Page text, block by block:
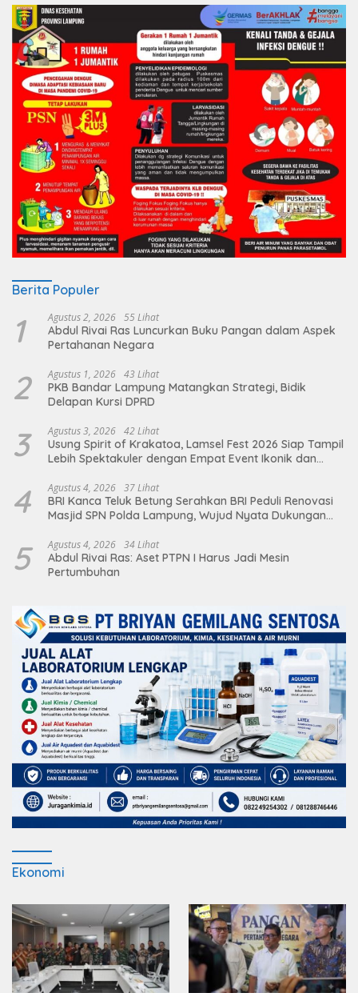
Berita Populer
1 Agustus 2, 2026 55 Lihat
Abdul Rivai Ras Luncurkan Buku Pangan dalam Aspek
Pertahanan Negara
2 Agustus 1, 2026 43 Lihat
PKB Bandar Lampung Matangkan Strategi, Bidik
Delapan Kursi DPRD
3 Agustus 3, 2026 42 Lihat
Usung Spirit of Krakatoa, Lamsel Fest 2026 Siap Tampil
Lebih Spektakuler dengan Empat Event Ikonik dan
4 Agustus 4, 2026 37 Lihat
BRI Kanca Teluk Betung Serahkan BRI Peduli Renovasi
Masjid SPN Polda Lampung, Wujud Nyata Dukungan
5 Agustus 4, 2026 34 Lihat
Abdul Rivai Ras: Aset PTPN I Harus Jadi Mesin
Pertumbuhan
Ekonomi